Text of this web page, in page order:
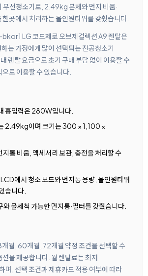
선청소기로, 2.49kg 본체와 먼지 비움·
한곳에서 처리하는 올인원타워를 갖췄습니다.
LG 코드제로 오브제컬렉션 A9 렌탈은
는 가정에게 많이 선택되는 진공청소기
렌탈 요금으로 초기 구매 부담 없이 이용할 수
로 이용할 수 있습니다.
흡입력은 280W입니다.
2.49kg이며 크기는 300 × 1,100 ×
통 비움, 액세서리 보관, 충전을 처리할 수
에서 청소 모드와 먼지통 용량, 올인원타워
습니다.
와 물세척 가능한 먼지통·필터를 갖췄습니다.
월, 60개월, 72개월 약정 조건을 선택할 수
을 제공합니다. 월 렌탈료는 최저
, 선택 조건과 제휴카드 적용 여부에 따라